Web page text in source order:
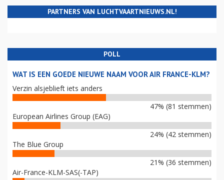
PARTNERS VAN LUCHTVAARTNIEUWS.NL!
POLL
WAT IS EEN GOEDE NIEUWE NAAM VOOR AIR FRANCE-KLM?
Verzin alsjeblieft iets anders
47% (81 stemmen)
European Airlines Group (EAG)
24% (42 stemmen)
The Blue Group
21% (36 stemmen)
Air-France-KLM-SAS(-TAP)